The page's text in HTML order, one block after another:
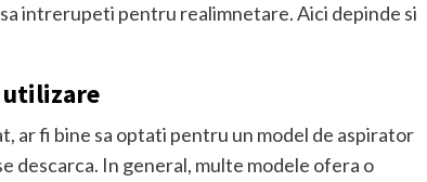
intrerupeti pentru realimnetare. Aici depinde si
utilizare
ar fi bine sa optati pentru un model de aspirator
descarca. In general, multe modele ofera o